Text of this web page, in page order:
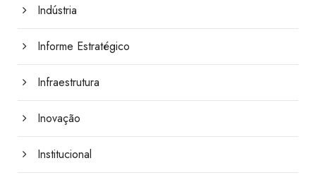
Indústria
Informe Estratégico
Infraestrutura
Inovação
Institucional